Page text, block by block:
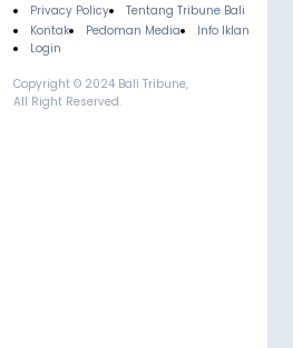
Footer
Privacy Policy
Tentang Tribune Bali
Kontak
Pedoman Media
Info Iklan
Login
Copyright © 2024 Bali Tribune,
All Right Reserved.